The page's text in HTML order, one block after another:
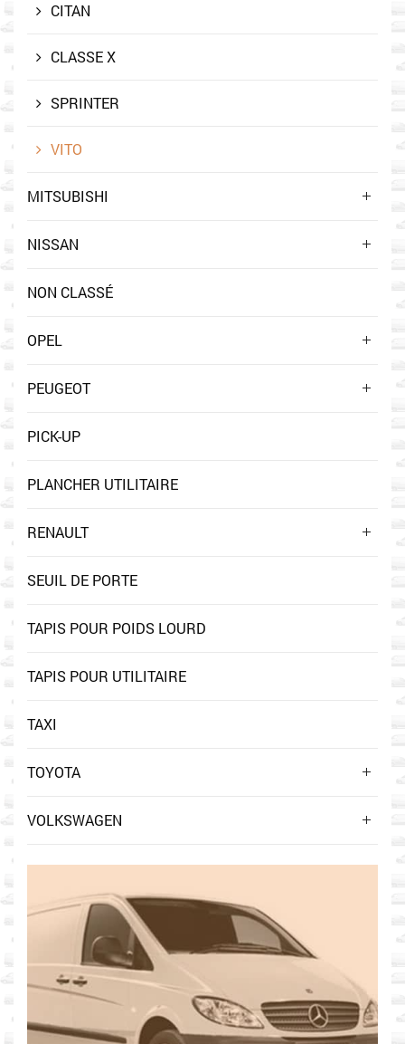
CITAN
CLASSE X
SPRINTER
VITO
MITSUBISHI
NISSAN
NON CLASSÉ
OPEL
PEUGEOT
PICK-UP
PLANCHER UTILITAIRE
RENAULT
SEUIL DE PORTE
TAPIS POUR POIDS LOURD
TAPIS POUR UTILITAIRE
TAXI
TOYOTA
VOLKSWAGEN